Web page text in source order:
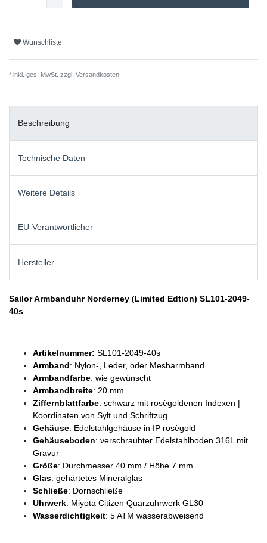
Wunschliste
* inkl. ges. MwSt. zzgl. Versandkosten
Beschreibung
Technische Daten
Weitere Details
EU-Verantwortlicher
Hersteller
Sailor Armbanduhr Norderney (Limited Edtion) SL101-2049-
40s
Artikelnummer: SL101-2049-40s
Armband: Nylon-, Leder, oder Mesharmband
Armbandfarbe: wie gewünscht
Armbandbreite: 20 mm
Ziffernblattfarbe: schwarz mit rosègoldenen Indexen |
Koordinaten von Sylt und Schriftzug
Gehäuse: Edelstahlgehäuse in IP rosègold
Gehäuseboden: verschraubter Edelstahlboden 316L mit
Gravur
Größe: Durchmesser 40 mm / Höhe 7 mm
Glas: gehärtetes Mineralglas
Schließe: Dornschließe
Uhrwerk: Miyota Citizen Quarzuhrwerk GL30
Wasserdichtigkeit: 5 ATM wasserabweisend